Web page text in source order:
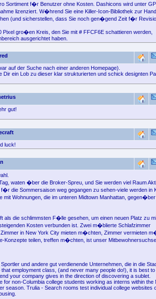
Sortiment f�r Benutzer ohne Kosten. Dashicons wird unter
lizenziert. W�hrend Sie eine Killer-Icon-Bibliothek zur Hand
(und sicherstellen, dass Sie noch gen�gend Zeit f�r
Pixel gro�en Kreis, den Sie mit # FFCF6E schattieren werden,
ausgerichtet haben.
auf der Suche nach einer anderen Homepage).
Dir ein Lob zu dieser klar strukturierten und schick designten
gut!
luck!
waten �ber die Broker-Spreu, und Sie werden viel Raum
die Sommersaison weg gegangen zu sehen-viele werden
mit Wohnungen, die im unteren Midtown Manhattan,
als die schlimmsten F�lle gesehen, um einen neuen Platz zu
Kosten verbunden ist. Zwei m�blierte Schlafzimmer
in New York City mieten m�chten, Zimmer vermieten
Konzepte teilen, treffen m�chten, ist unser
und andere gut verdienende Unternehmen, die in die
employment class, (and never many people do!), it is best to
your company gives in the direction of discovering a sublet.
for non-Columbia college students working as interns within the
season. Trulia - Search rooms test individual college websites